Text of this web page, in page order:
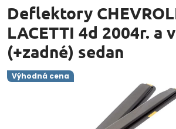
Výhodná cena
Deflektory
LACETTI 4d 2004r. a
(+zadné) sedan